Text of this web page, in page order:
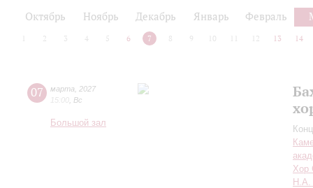
Октябрь Ноябрь Декабрь Январь Февраль
2 3 4 5 6 7 8 9 10 12 13 14
07 марта
2027
15:00 Вс
Большой зал
Хор
Н.А.